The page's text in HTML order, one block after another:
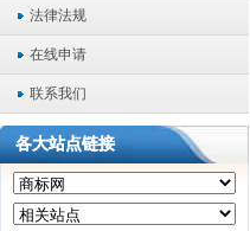
法律法规
在线申请
联系我们
各大站点链接